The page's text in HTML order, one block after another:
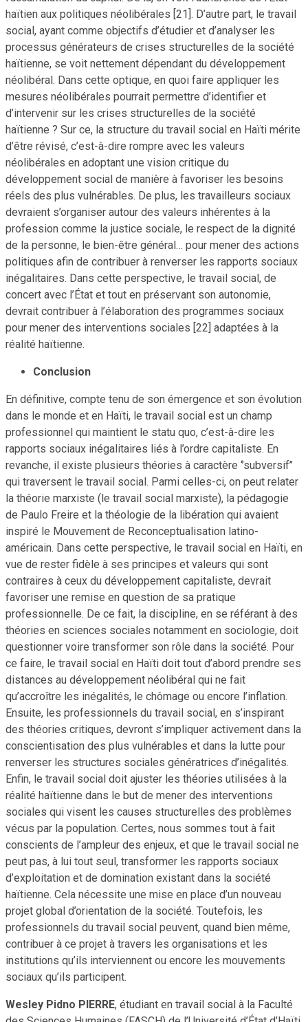
haïtien aux politiques néolibérales [21]. D’autre part, le travail
social, ayant comme objectifs d’étudier et d’analyser les
processus générateurs de crises structurelles de la société
haïtienne, se voit nettement dépendant du développement
néolibéral. Dans cette optique, en quoi faire appliquer les
mesures néolibérales pourrait permettre d’identifier et
d’intervenir sur les crises structurelles de la société
haïtienne ? Sur ce, la structure du travail social en Haïti mérite
d’être révisé, c’est-à-dire rompre avec les valeurs
néolibérales en adoptant une vision critique du
développement social de manière à favoriser les besoins
réels des plus vulnérables. De plus, les travailleurs sociaux
devraient s’organiser autour des valeurs inhérentes à la
profession comme la justice sociale, le respect de la dignité
de la personne, le bien-être général… pour mener des actions
politiques afin de contribuer à renverser les rapports sociaux
inégalitaires. Dans cette perspective, le travail social, de
concert avec l’État et tout en préservant son autonomie,
devrait contribuer à l’élaboration des programmes sociaux
pour mener des interventions sociales [22] adaptées à la
réalité haïtienne.
Conclusion
En définitive, compte tenu de son émergence et son évolution
dans le monde et en Haïti, le travail social est un champ
professionnel qui maintient le statu quo, c’est-à-dire les
rapports sociaux inégalitaires liés à l’ordre capitaliste. En
revanche, il existe plusieurs théories à caractère ‘’subversif’’
qui traversent le travail social. Parmi celles-ci, on peut relater
la théorie marxiste (le travail social marxiste), la pédagogie
de Paulo Freire et la théologie de la libération qui avaient
inspiré le Mouvement de Reconceptualisation latino-
américain. Dans cette perspective, le travail social en Haïti, en
vue de rester fidèle à ses principes et valeurs qui sont
contraires à ceux du développement capitaliste, devrait
favoriser une remise en question de sa pratique
professionnelle. De ce fait, la discipline, en se référant à des
théories en sciences sociales notamment en sociologie, doit
questionner voire transformer son rôle dans la société. Pour
ce faire, le travail social en Haïti doit tout d’abord prendre ses
distances au développement néolibéral qui ne fait
qu’accroître les inégalités, le chômage ou encore l’inflation.
Ensuite, les professionnels du travail social, en s’inspirant
des théories critiques, devront s’impliquer activement dans la
conscientisation des plus vulnérables et dans la lutte pour
renverser les structures sociales génératrices d’inégalités.
Enfin, le travail social doit ajuster les théories utilisées à la
réalité haïtienne dans le but de mener des interventions
sociales qui visent les causes structurelles des problèmes
vécus par la population. Certes, nous sommes tout à fait
conscients de l’ampleur des enjeux, et que le travail social ne
peut pas, à lui tout seul, transformer les rapports sociaux
d’exploitation et de domination existant dans la société
haïtienne. Cela nécessite une mise en place d’un nouveau
projet global d’orientation de la société. Toutefois, les
professionnels du travail social peuvent, quand bien même,
contribuer à ce projet à travers les organisations et les
institutions qu’ils interviennent ou encore les mouvements
sociaux qu’ils participent.
Wesley Pidno PIERRE, étudiant en travail social à la Faculté